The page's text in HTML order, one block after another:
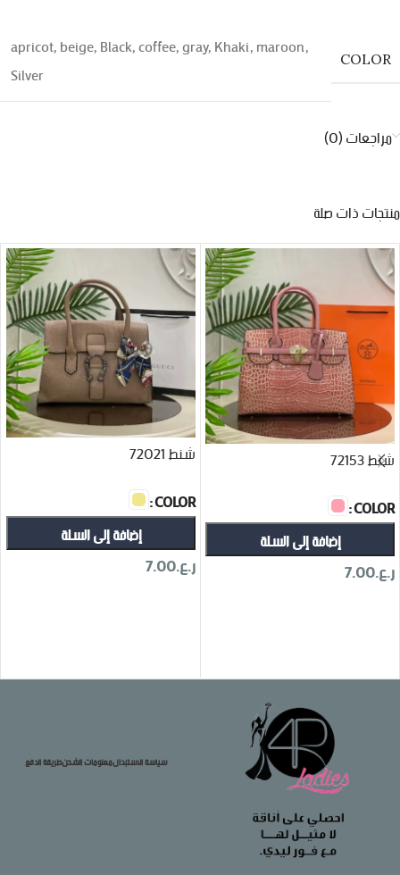
COLOR
apricot,beige,Black,coffee,gray,Khaki,maroon,
Silver
مراجعات (0)
منتجات ذات صلة
شنط 72153
COLOR
إضافة إلى السلة
ر.ع.7.00
شنط 72021
COLOR
إضافة إلى السلة
ر.ع.7.00
سياسة الاستبدالمعلومات الشحنطريقة الدفع